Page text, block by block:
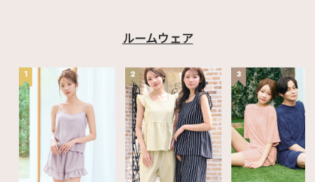
ルームウェア
1 2 3